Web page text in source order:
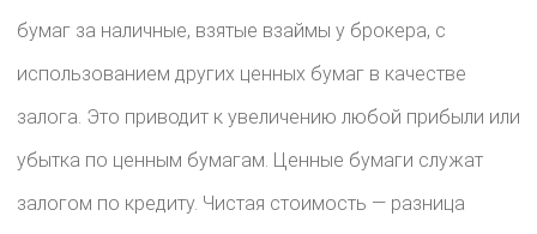
бумаг за наличные, взятые взаймы у брокера, с
использованием других ценных бумаг в качестве
залога. Это приводит к увеличению любой прибыли или
убытка по ценным бумагам. Ценные бумаги служат
залогом по кредиту. Чистая стоимость — разница